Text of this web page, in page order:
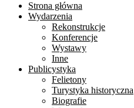
Strona główna
Wydarzenia
Rekonstrukcje
Konferencje
Wystawy
Inne
Publicystyka
Felietony
Turystyka historyczna
Biografie